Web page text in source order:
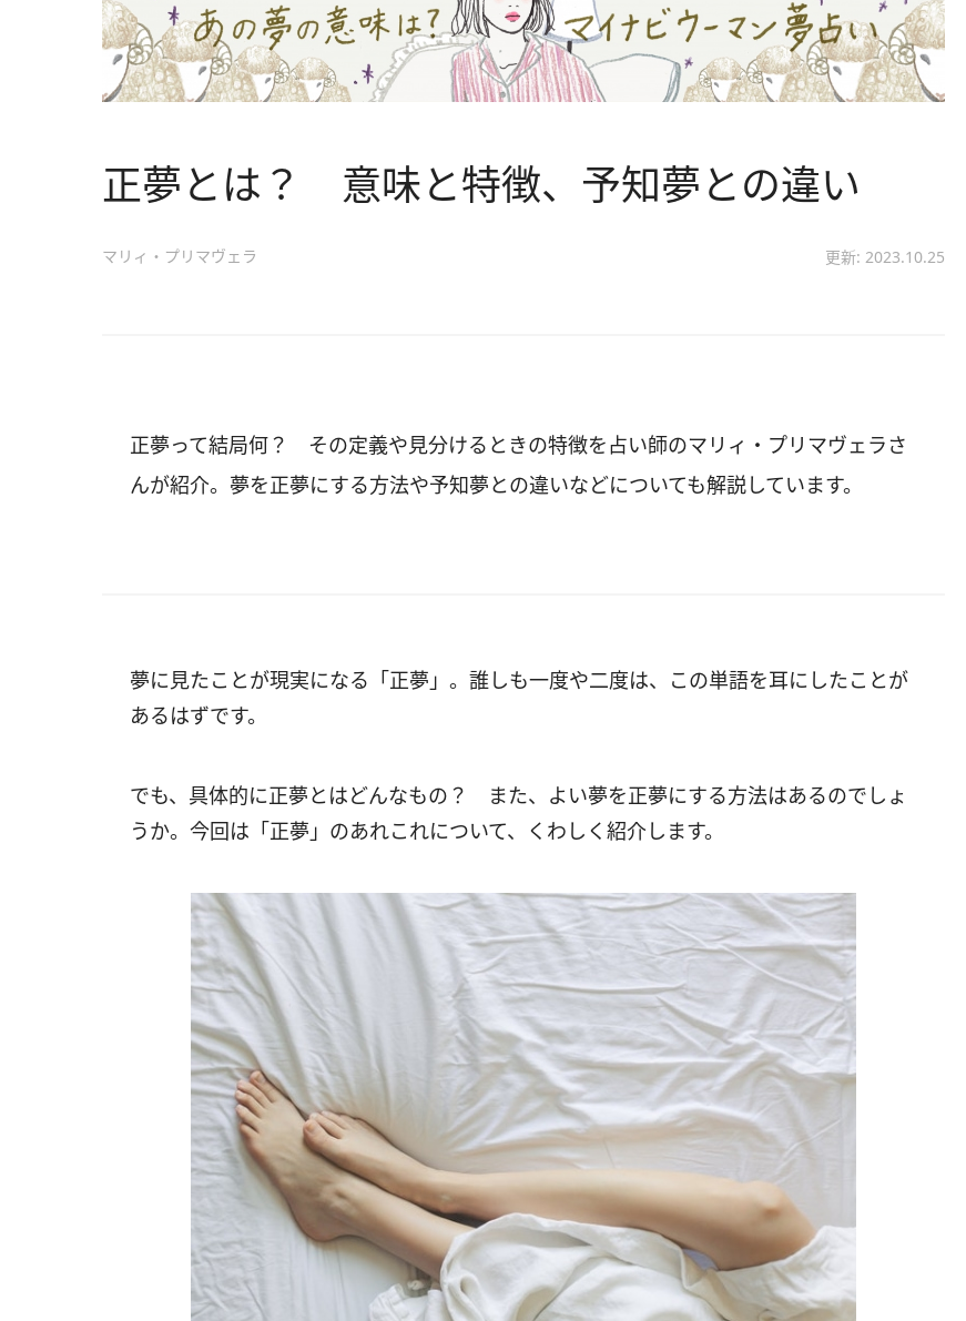
正夢とは？ 意味と特徴、予知夢との違い
マリィ・プリマヴェラ 更新: 2023.10.25
正夢って結局何？ その定義や見分けるときの特徴を占い師のマリィ・プリマヴェラさ
んが紹介。夢を正夢にする方法や予知夢との違いなどについても解説しています。
夢に見たことが現実になる「正夢」。誰しも一度や二度は、この単語を耳にしたことが
あるはずです。
でも、具体的に正夢とはどんなもの？ また、よい夢を正夢にする方法はあるのでしょ
うか。今回は「正夢」のあれこれについて、くわしく紹介します。